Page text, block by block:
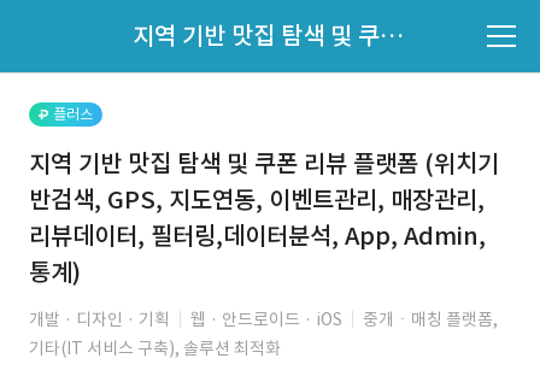
지역 기반 맛집 탐색 및 쿠폰 리뷰 플랫폼 (위치기반검색, GPS, 지도연동, 이벤트관리, 매장관리, 리뷰데이터, 필터링,데이터분석, App, Admin, 통계)
지원자 목록 바로가기
플러스
지역 기반 맛집 탐색 및 쿠폰 리뷰 플랫폼 (위치기
반검색, GPS, 지도연동, 이벤트관리, 매장관리,
리뷰데이터, 필터링,데이터분석, App, Admin,
통계)
개발 · 디자인 · 기획 웹 · 안드로이드 · iOS
중개ㆍ매칭 플랫폼,
기타(IT 서비스 구축), 솔루션 최적화